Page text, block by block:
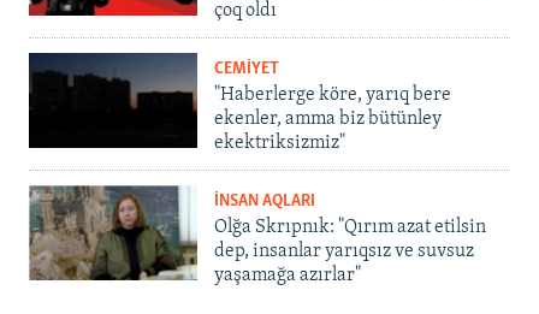
çoq oldı
CEMİYET
"Haberlerge köre, yarıq bere
ekenler, amma biz bütünley
ekektriksizmiz"
İNSAN AQLARI
Olğa Skrıpnık: "Qırım azat etilsin
dep, insanlar yarıqsız ve suvsuz
yaşamağa azırlar"